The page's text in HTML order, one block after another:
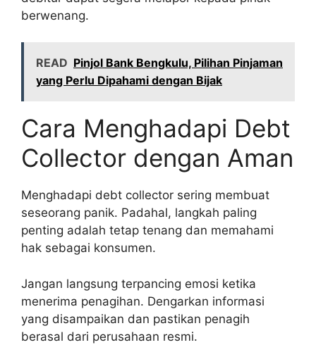
berwenang.
READ Pinjol Bank Bengkulu, Pilihan Pinjaman
yang Perlu Dipahami dengan Bijak
Cara Menghadapi Debt
Collector dengan Aman
Menghadapi debt collector sering membuat
seseorang panik. Padahal, langkah paling
penting adalah tetap tenang dan memahami
hak sebagai konsumen.
Jangan langsung terpancing emosi ketika
menerima penagihan. Dengarkan informasi
yang disampaikan dan pastikan penagih
berasal dari perusahaan resmi.